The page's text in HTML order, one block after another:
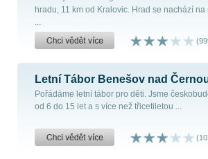
hradu, 11 km od Kralovic. Hrad se nachází
...
Letní Tábor Benešov nad
Pořádáme letní tábor pro děti. Jsme
od 6 do 15 let a s více než třicetiletou ...